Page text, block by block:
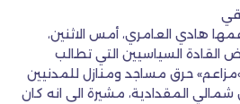
هادي العامري، أمس الاثنين،
السياسيين التي تطالب
حرق مساجد ومنازل للمدنيين
المقدادية، مشيرة الى انه كان